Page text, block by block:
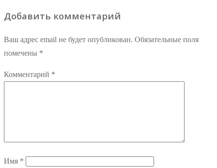
записям
Добавить комментарий
Ваш адрес email не будет опубликован. Обязательные поля
помечены *
Комментарий *
Имя *